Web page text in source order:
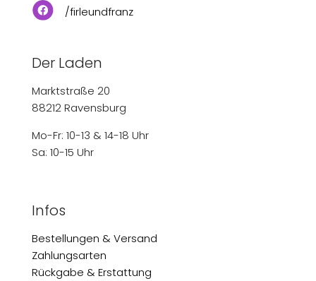
/firleundfranz
Der Laden
Marktstraße 20
88212 Ravensburg
Mo-Fr: 10-13 & 14-18 Uhr
Sa: 10-15 Uhr
Infos
Bestellungen & Versand
Zahlungsarten
Rückgabe & Erstattung